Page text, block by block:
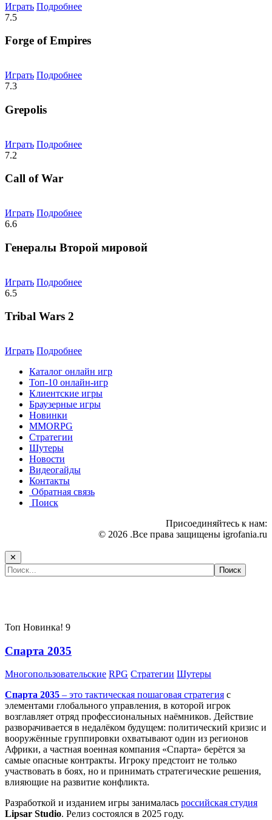
Играть Подробнее
7.5
Forge of Empires
Играть Подробнее
7.3
Grepolis
Играть Подробнее
7.2
Call of War
Играть Подробнее
6.6
Генералы Второй мировой
Играть Подробнее
6.5
Tribal Wars 2
Играть Подробнее
Каталог онлайн игр
Топ-10 онлайн-игр
Клиентские игры
Браузерные игры
Новинки
MMORPG
Стратегии
Шутеры
Новости
Видеогайды
Контакты
Обратная связь
Поиск
Присоединяйтесь к нам:
© 2026 .Все права защищены igrofania.ru
✕
Топ Новинка! 9
Спарта 2035
Многопользовательские RPG Стратегии Шутеры
Спарта 2035 – это тактическая пошаговая стратегия с
элементами глобального управления, в которой игрок
возглавляет отряд профессиональных наёмников. Действие
разворачивается в недалёком будущем: политический кризис и
вооружённые группировки охватывают один из регионов
Африки, а частная военная компания «Спарта» берётся за
самые опасные контракты. Игроку предстоит не только
участвовать в боях, но и принимать стратегические решения,
влияющие на развитие конфликта.
Разработкой и изданием игры занималась российская студия
Lipsar Studio. Релиз состоялся в 2025 году.